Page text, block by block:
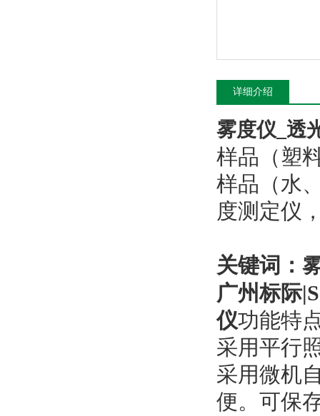
详细介绍
雾度仪_透
样品（塑
样品（水
度测定仪
关键词：
广州标际
仪功能特
采用平行
采用微机
便。可保